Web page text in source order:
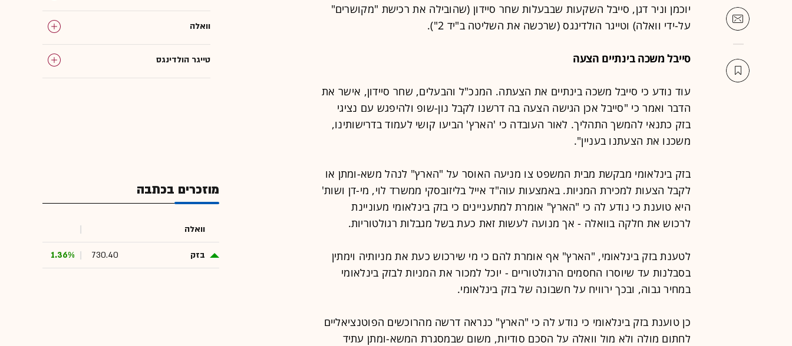
יוכמן וניר דגן, סייבל השקעות שבבעלות שחר סיידון (שהובילה את רכישת "מקושרים"
על-ידי וואלה) וטייגר הולדינגס (שרכשה את השליטה ב"יד 2").
סייבל משכה בינתיים הצעה
עוד נודע כי סייבל משכה בינתיים את הצעתה. המנכ"ל והבעלים, שחר סיידון, אישר את
הדבר ואמר כי "סייבל אכן הגישה הצעה בה דרשנו לקבל נון-שופ ולהיפגש עם נציגי
בזק כתנאי להמשך התהליך. לאור העובדה כי 'הארץ' הביעו קושי לעמוד בדרישותינו,
משכנו את הצעתנו בעניין".
בזק בינלאומי מבקשת מבית המשפט צו מניעה האוסר על "הארץ" לנהל משא-ומתן או
לקבל הצעות למכירת המניות. באמצעות עוה"ד אייל בליזובסקי ממשרד לוי, מי-דן ושות'
היא טוענת כי נודע לה כי "הארץ" אומרת למתעניינים כי בזק בינלאומי מעוניינת
לרכוש את חלקה בוואלה - אך מנועה לעשות זאת כעת בשל מגבלות רגולטוריות.
לטענת בזק בינלאומי, "הארץ" אף אומרת להם כי מי שירכוש כעת את מניותיה וימתין
בסבלנות עד שיוסרו החסמים הרגולטוריים - יוכל למכור את המניות לבזק בינלאומי
במחיר גבוה, ובכך ירוויח על חשבונה של בזק בינלאומי.
כן טוענת בזק בינלאומי כי נודע לה כי "הארץ" כנראה דרשה מהרוכשים הפוטנציאליים
לחתום מולה ולא מול וואלה על הסכם סודיות, משום שבמסגרת המשא-ומתן עתיד
וואלה
טייגר הולדינגס
קרן שמרוק
שלמה רודב
מוזכרים בכתבה
וואלה
בזק 730.40
1.36%